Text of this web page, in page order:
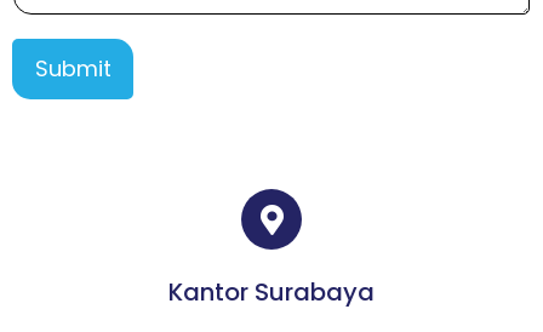
Submit
Kantor Surabaya